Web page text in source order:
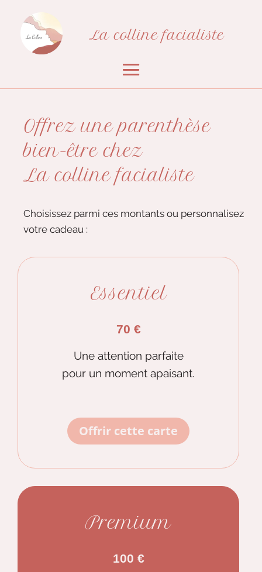
La colline facialiste
Offrez une parenthèse
bien-être chez
La colline facialiste
Choisissez parmi ces montants ou personnalisez
votre cadeau :
Essentiel
70 €
Une attention parfaite
pour un moment apaisant.
Offrir cette carte
Premium
100 €